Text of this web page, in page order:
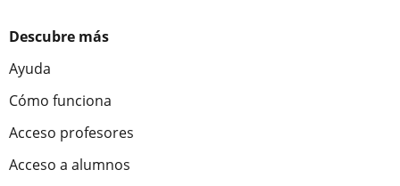
Descubre más
Ayuda
Cómo funciona
Acceso profesores
Acceso a alumnos